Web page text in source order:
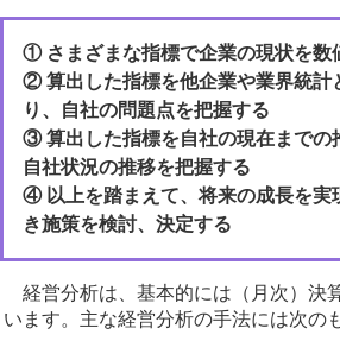
① さまざまな指標で企業の現状を数
② 算出した指標を他企業や業界統計
り、自社の問題点を把握する
③ 算出した指標を自社の現在までの
自社状況の推移を把握する
④ 以上を踏まえて、将来の成長を実
き施策を検討、決定する
経営分析は、基本的には（月次）決
います。主な経営分析の手法には次の